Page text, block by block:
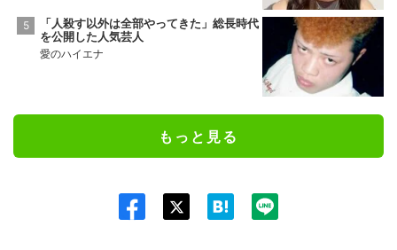
「人殺す以外は全部やってきた」総長時代
を公開した人気芸人
愛のハイエナ
もっと見る